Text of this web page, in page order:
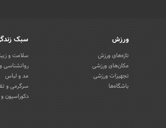
ورزش
تازه‌های ورزش
مکان‌های ورزشی
تجهیزات ورزشی
باشگاه‌ها
سبک
سلامت و
روانشناسی
مد و لباس
سرگرمی و
دکوراسیون